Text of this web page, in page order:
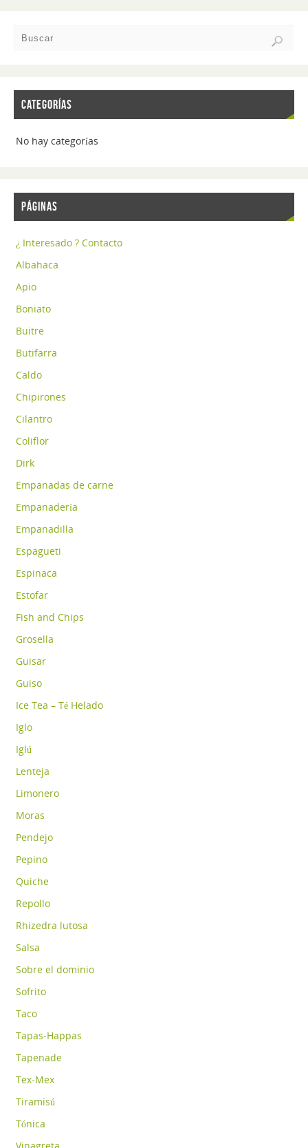
CATEGORÍAS
No hay categorías
PÁGINAS
¿ Interesado ? Contacto
Albahaca
Apio
Boniato
Buitre
Butifarra
Caldo
Chipirones
Cilantro
Coliflor
Dirk
Empanadas de carne
Empanadería
Empanadilla
Espagueti
Espinaca
Estofar
Fish and Chips
Grosella
Guisar
Guiso
Ice Tea – Té Helado
Iglo
Iglú
Lenteja
Limonero
Moras
Pendejo
Pepino
Quiche
Repollo
Rhizedra lutosa
Salsa
Sobre el dominio
Sofrito
Taco
Tapas-Happas
Tapenade
Tex-Mex
Tiramisú
Tónica